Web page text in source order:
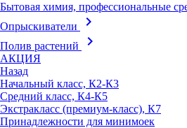
Бытовая химия, профессиональные
Опрыскиватели keyboard_arrow_right
Полив растений keyboard_arrow_right
АКЦИЯ
Назад
Начальный класс, К2-К3
Средний класс, К4-К5
Экстракласс (премиум-класс), К7
Принадлежности для минимоек